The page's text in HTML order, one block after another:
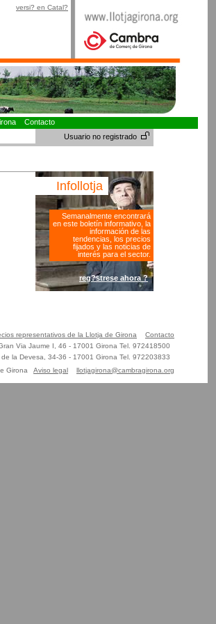
versi? en Catal?
Contacto
Usuario no registrado
Infollotja
Semanalmente encontrará
en este boletín informativo, la
información de las
tendencias, los precios
fijados y las noticias de
interés para el sector.
reg?strese ahora ?
representativos de la Llotja de Girona
Contacto
Via Jaume I, 46 - 17001 Girona Tel. 972418500
la Devesa, 34-36 - 17001 Girona Tel. 972203833
Girona Aviso legal llotjagirona@cambragirona.org